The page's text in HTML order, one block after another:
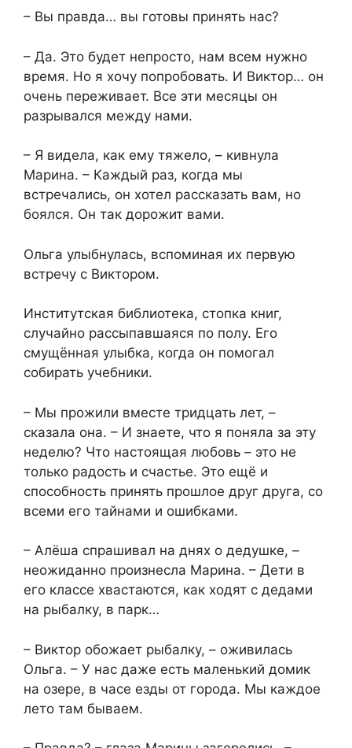
– Вы правда… вы готовы принять нас?
– Да. Это будет непросто, нам всем нужно
время. Но я хочу попробовать. И Виктор… он
очень переживает. Все эти месяцы он
разрывался между нами.
– Я видела, как ему тяжело, – кивнула
Марина. – Каждый раз, когда мы
встречались, он хотел рассказать вам, но
боялся. Он так дорожит вами.
Ольга улыбнулась, вспоминая их первую
встречу с Виктором.
Институтская библиотека, стопка книг,
случайно рассыпавшаяся по полу. Его
смущённая улыбка, когда он помогал
собирать учебники.
– Мы прожили вместе тридцать лет, –
сказала она. – И знаете, что я поняла за эту
неделю? Что настоящая любовь – это не
только радость и счастье. Это ещё и
способность принять прошлое друг друга, со
всеми его тайнами и ошибками.
– Алёша спрашивал на днях о дедушке, –
неожиданно произнесла Марина. – Дети в
его классе хвастаются, как ходят с дедами
на рыбалку, в парк…
– Виктор обожает рыбалку, – оживилась
Ольга. – У нас даже есть маленький домик
на озере, в часе езды от города. Мы каждое
лето там бываем.